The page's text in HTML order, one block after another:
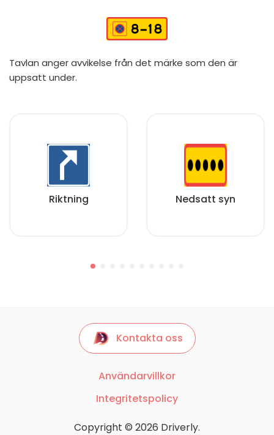
Tavlan anger avvikelse från det märke som den är
uppsatt under.
Riktning Nedsatt syn
Kontakta oss
Användarvillkor
Integritetspolicy
Copyright © 2026 Driverly.